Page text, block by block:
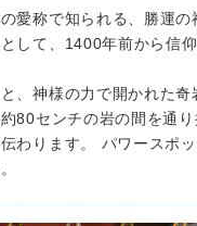
の愛称で知られる、勝運
して、1400年前から信
、神様の力で開かれた奇
80センチの岩の間を通り
わります。 パワースポ